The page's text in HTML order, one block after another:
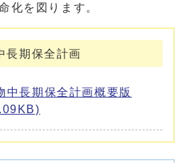
化を図ります。
長期保全計画
中長期保全計画概要版